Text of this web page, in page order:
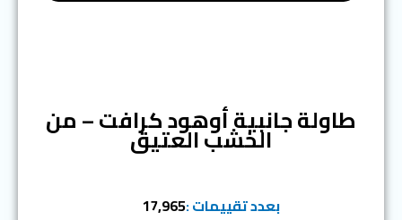
طاولة جانبية أوهود كرافت – من
الخشب العتيق
بعدد تقييمات :17,965